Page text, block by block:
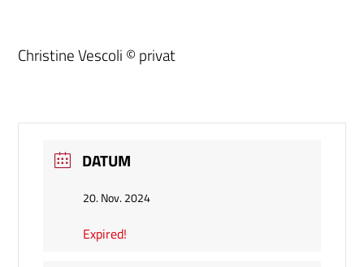
Christine Vescoli © privat
DATUM
20. Nov. 2024
Expired!